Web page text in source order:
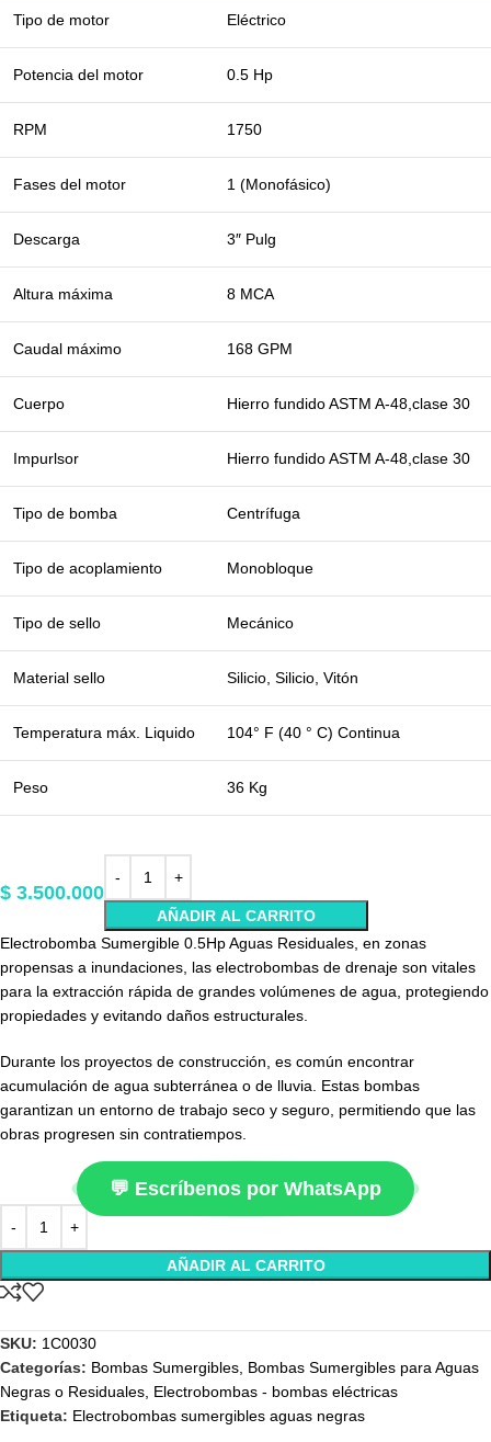
Tipo de motor Eléctrico
Potencia del motor 0.5 Hp
RPM 1750
Fases del motor 1 (Monofásico)
Descarga 3″ Pulg
Altura máxima 8 MCA
Caudal máximo 168 GPM
Cuerpo Hierro fundido ASTM A-48,clase 30
Impurlsor Hierro fundido ASTM A-48,clase 30
Tipo de bomba Centrífuga
Tipo de acoplamiento Monobloque
Tipo de sello Mecánico
Material sello Silicio, Silicio, Vitón
Temperatura máx. Liquido 104° F (40 ° C) Continua
Peso 36 Kg
$ 3.500.000
AÑADIR AL CARRITO
Electrobomba Sumergible 0.5Hp Aguas Residuales, en zonas
propensas a inundaciones, las electrobombas de drenaje son vitales
para la extracción rápida de grandes volúmenes de agua, protegiendo
propiedades y evitando daños estructurales.
Durante los proyectos de construcción, es común encontrar
acumulación de agua subterránea o de lluvia. Estas bombas
garantizan un entorno de trabajo seco y seguro, permitiendo que las
obras progresen sin contratiempos.
💬 Escríbenos por WhatsApp
AÑADIR AL CARRITO
SKU: 1C0030
Categorías: Bombas Sumergibles Bombas Sumergibles para Aguas
Negras o Residuales Electrobombas - bombas eléctricas
Etiqueta: Electrobombas sumergibles aguas negras